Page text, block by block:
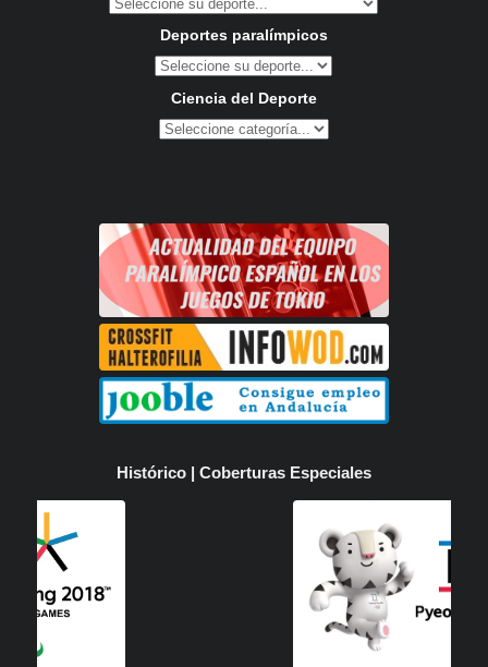
Deportes paralímpicos
Ciencia del Deporte
Histórico | Coberturas Especiales